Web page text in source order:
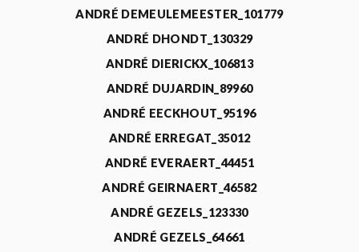
ANDRÉ DEMEULEMEESTER_101779
ANDRÉ DHONDT_130329
ANDRÉ DIERICKX_106813
ANDRÉ DUJARDIN_89960
ANDRÉ EECKHOUT_95196
ANDRÉ ERREGAT_35012
ANDRÉ EVERAERT_44451
ANDRÉ GEIRNAERT_46582
ANDRÉ GEZELS_123330
ANDRÉ GEZELS_64661